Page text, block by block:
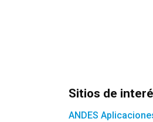
Sitios de
ANDES